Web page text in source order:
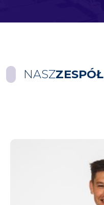
NASZZESPÓŁ